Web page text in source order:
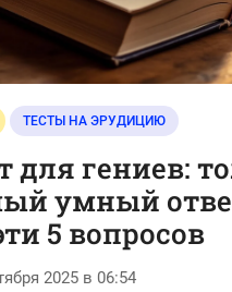
ТЕСТЫ НА ЭРУДИЦИЮ
для гениев:
умный
5 вопросов
2025 в 06:54